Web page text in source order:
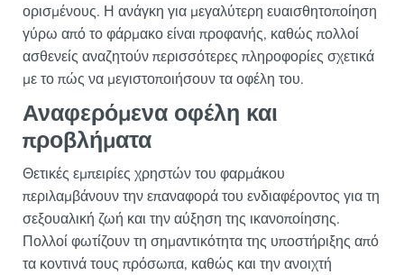
ορισμένους. Η ανάγκη για μεγαλύτερη ευαισθητοποίηση
γύρω από το φάρμακο είναι προφανής, καθώς πολλοί
ασθενείς αναζητούν περισσότερες πληροφορίες σχετικά
με το πώς να μεγιστοποιήσουν τα οφέλη του.
Αναφερόμενα οφέλη και
προβλήματα
Θετικές εμπειρίες χρηστών του φαρμάκου
περιλαμβάνουν την επαναφορά του ενδιαφέροντος για τη
σεξουαλική ζωή και την αύξηση της ικανοποίησης.
Πολλοί φωτίζουν τη σημαντικότητα της υποστήριξης από
τα κοντινά τους πρόσωπα, καθώς και την ανοιχτή